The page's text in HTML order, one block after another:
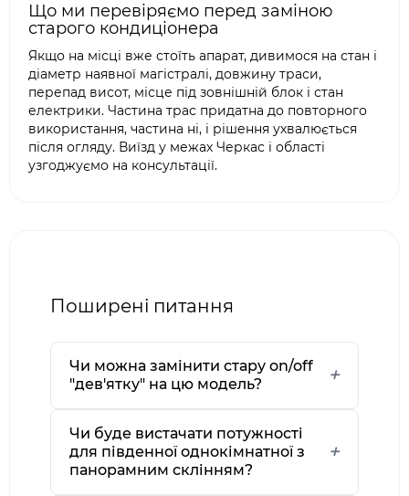
Що ми перевіряємо перед заміною
старого кондиціонера
Якщо на місці вже стоїть апарат, дивимося на стан і
діаметр наявної магістралі, довжину траси,
перепад висот, місце під зовнішній блок і стан
електрики. Частина трас придатна до повторного
використання, частина ні, і рішення ухвалюється
після огляду. Виїзд у межах Черкас і області
узгоджуємо на консультації.
Поширені питання
Чи можна замінити стару on/off
"дев'ятку" на цю модель?
Чи буде вистачати потужності
для південної однокімнатної з
панорамним склінням?